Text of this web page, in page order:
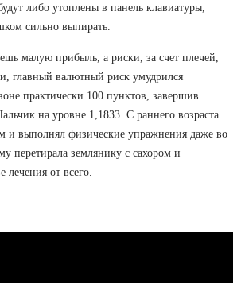
либо утоплены в панель клавиатуры,
сильно выпирать.
малую прибыль, а риски, за счет плечей,
главный валютный риск умудрился
практически 100 пунктов, завершив
на уровне 1,1833. С раннего возраста
и выполнял физические упражнения даже во
перетирала землянику с сахором и
лечения от всего.